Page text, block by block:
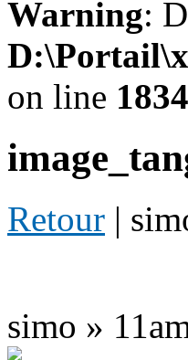
Warning:
on line 1834
Retour |
simo »